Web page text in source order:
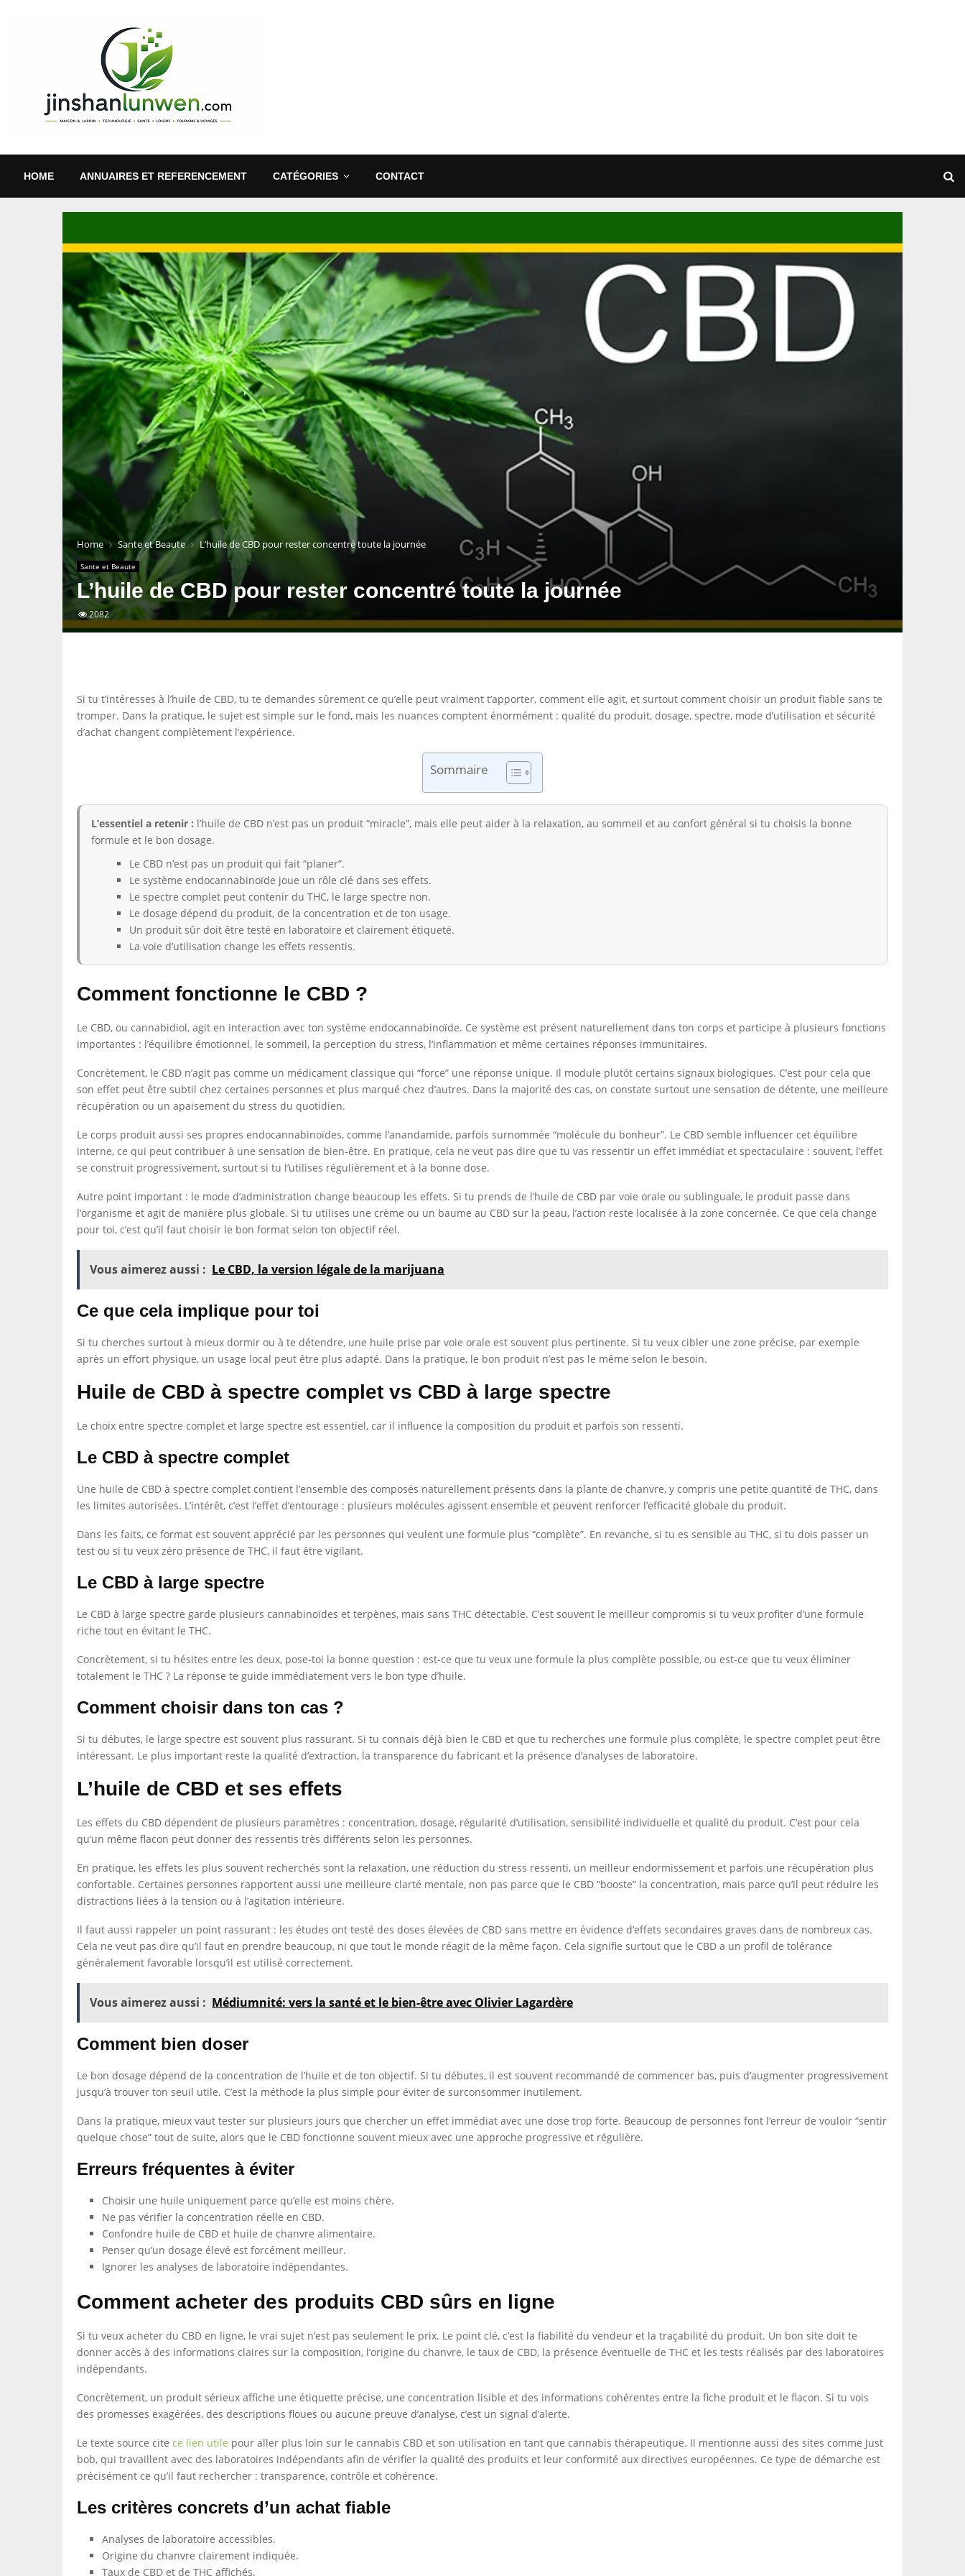
HOME ANNUAIRES ET REFERENCEMENT CATÉGORIES CONTACT
Home Sante et Beaute L’huile de CBD pour rester concentré toute la journée
Sante et Beaute
L’huile de CBD pour rester concentré toute la journée
2082
Si tu t’intéresses à l’huile de CBD, tu te demandes sûrement ce qu’elle peut vraiment t’apporter, comment elle agit, et surtout comment choisir un produit fiable sans te
tromper. Dans la pratique, le sujet est simple sur le fond, mais les nuances comptent énormément : qualité du produit, dosage, spectre, mode d’utilisation et sécurité
d’achat changent complètement l’expérience.
Sommaire
L’essentiel a retenir : l’huile de CBD n’est pas un produit “miracle”, mais elle peut aider à la relaxation, au sommeil et au confort général si tu choisis la bonne
formule et le bon dosage.
Le CBD n’est pas un produit qui fait “planer”.
Le système endocannabinoïde joue un rôle clé dans ses effets.
Le spectre complet peut contenir du THC, le large spectre non.
Le dosage dépend du produit, de la concentration et de ton usage.
Un produit sûr doit être testé en laboratoire et clairement étiqueté.
La voie d’utilisation change les effets ressentis.
Comment fonctionne le CBD ?
Le CBD, ou cannabidiol, agit en interaction avec ton système endocannabinoïde. Ce système est présent naturellement dans ton corps et participe à plusieurs fonctions
importantes : l’équilibre émotionnel, le sommeil, la perception du stress, l’inflammation et même certaines réponses immunitaires.
Concrètement, le CBD n’agit pas comme un médicament classique qui “force” une réponse unique. Il module plutôt certains signaux biologiques. C’est pour cela que
son effet peut être subtil chez certaines personnes et plus marqué chez d’autres. Dans la majorité des cas, on constate surtout une sensation de détente, une meilleure
récupération ou un apaisement du stress du quotidien.
Le corps produit aussi ses propres endocannabinoïdes, comme l’anandamide, parfois surnommée “molécule du bonheur”. Le CBD semble influencer cet équilibre
interne, ce qui peut contribuer à une sensation de bien-être. En pratique, cela ne veut pas dire que tu vas ressentir un effet immédiat et spectaculaire : souvent, l’effet
se construit progressivement, surtout si tu l’utilises régulièrement et à la bonne dose.
Autre point important : le mode d’administration change beaucoup les effets. Si tu prends de l’huile de CBD par voie orale ou sublinguale, le produit passe dans
l’organisme et agit de manière plus globale. Si tu utilises une crème ou un baume au CBD sur la peau, l’action reste localisée à la zone concernée. Ce que cela change
pour toi, c’est qu’il faut choisir le bon format selon ton objectif réel.
Vous aimerez aussi : Le CBD, la version légale de la marijuana
Ce que cela implique pour toi
Si tu cherches surtout à mieux dormir ou à te détendre, une huile prise par voie orale est souvent plus pertinente. Si tu veux cibler une zone précise, par exemple
après un effort physique, un usage local peut être plus adapté. Dans la pratique, le bon produit n’est pas le même selon le besoin.
Huile de CBD à spectre complet vs CBD à large spectre
Le choix entre spectre complet et large spectre est essentiel, car il influence la composition du produit et parfois son ressenti.
Le CBD à spectre complet
Une huile de CBD à spectre complet contient l’ensemble des composés naturellement présents dans la plante de chanvre, y compris une petite quantité de THC, dans
les limites autorisées. L’intérêt, c’est l’effet d’entourage : plusieurs molécules agissent ensemble et peuvent renforcer l’efficacité globale du produit.
Dans les faits, ce format est souvent apprécié par les personnes qui veulent une formule plus “complète”. En revanche, si tu es sensible au THC, si tu dois passer un
test ou si tu veux zéro présence de THC, il faut être vigilant.
Le CBD à large spectre
Le CBD à large spectre garde plusieurs cannabinoïdes et terpènes, mais sans THC détectable. C’est souvent le meilleur compromis si tu veux profiter d’une formule
riche tout en évitant le THC.
Concrètement, si tu hésites entre les deux, pose-toi la bonne question : est-ce que tu veux une formule la plus complète possible, ou est-ce que tu veux éliminer
totalement le THC ? La réponse te guide immédiatement vers le bon type d’huile.
Comment choisir dans ton cas ?
Si tu débutes, le large spectre est souvent plus rassurant. Si tu connais déjà bien le CBD et que tu recherches une formule plus complète, le spectre complet peut être
intéressant. Le plus important reste la qualité d’extraction, la transparence du fabricant et la présence d’analyses de laboratoire.
L’huile de CBD et ses effets
Les effets du CBD dépendent de plusieurs paramètres : concentration, dosage, régularité d’utilisation, sensibilité individuelle et qualité du produit. C’est pour cela
qu’un même flacon peut donner des ressentis très différents selon les personnes.
En pratique, les effets les plus souvent recherchés sont la relaxation, une réduction du stress ressenti, un meilleur endormissement et parfois une récupération plus
confortable. Certaines personnes rapportent aussi une meilleure clarté mentale, non pas parce que le CBD “booste” la concentration, mais parce qu’il peut réduire les
distractions liées à la tension ou à l’agitation intérieure.
Il faut aussi rappeler un point rassurant : les études ont testé des doses élevées de CBD sans mettre en évidence d’effets secondaires graves dans de nombreux cas.
Cela ne veut pas dire qu’il faut en prendre beaucoup, ni que tout le monde réagit de la même façon. Cela signifie surtout que le CBD a un profil de tolérance
généralement favorable lorsqu’il est utilisé correctement.
Vous aimerez aussi : Médiumnité: vers la santé et le bien-être avec Olivier Lagardère
Comment bien doser
Le bon dosage dépend de la concentration de l’huile et de ton objectif. Si tu débutes, il est souvent recommandé de commencer bas, puis d’augmenter progressivement
jusqu’à trouver ton seuil utile. C’est la méthode la plus simple pour éviter de surconsommer inutilement.
Dans la pratique, mieux vaut tester sur plusieurs jours que chercher un effet immédiat avec une dose trop forte. Beaucoup de personnes font l’erreur de vouloir “sentir
quelque chose” tout de suite, alors que le CBD fonctionne souvent mieux avec une approche progressive et régulière.
Erreurs fréquentes à éviter
Choisir une huile uniquement parce qu’elle est moins chère.
Ne pas vérifier la concentration réelle en CBD.
Confondre huile de CBD et huile de chanvre alimentaire.
Penser qu’un dosage élevé est forcément meilleur.
Ignorer les analyses de laboratoire indépendantes.
Comment acheter des produits CBD sûrs en ligne
Si tu veux acheter du CBD en ligne, le vrai sujet n’est pas seulement le prix. Le point clé, c’est la fiabilité du vendeur et la traçabilité du produit. Un bon site doit te
donner accès à des informations claires sur la composition, l’origine du chanvre, le taux de CBD, la présence éventuelle de THC et les tests réalisés par des laboratoires
indépendants.
Concrètement, un produit sérieux affiche une étiquette précise, une concentration lisible et des informations cohérentes entre la fiche produit et le flacon. Si tu vois
des promesses exagérées, des descriptions floues ou aucune preuve d’analyse, c’est un signal d’alerte.
Le texte source cite ce lien utile pour aller plus loin sur le cannabis CBD et son utilisation en tant que cannabis thérapeutique. Il mentionne aussi des sites comme Just
bob, qui travaillent avec des laboratoires indépendants afin de vérifier la qualité des produits et leur conformité aux directives européennes. Ce type de démarche est
précisément ce qu’il faut rechercher : transparence, contrôle et cohérence.
Les critères concrets d’un achat fiable
Analyses de laboratoire accessibles.
Origine du chanvre clairement indiquée.
Taux de CBD et de THC affichés.